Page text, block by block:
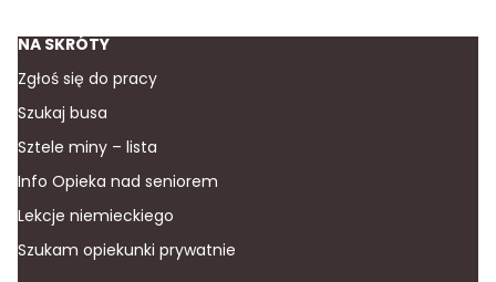
NA SKRÓTY
Zgłoś się do pracy
Szukaj busa
Sztele miny – lista
Info Opieka nad seniorem
Lekcje niemieckiego
Szukam opiekunki prywatnie